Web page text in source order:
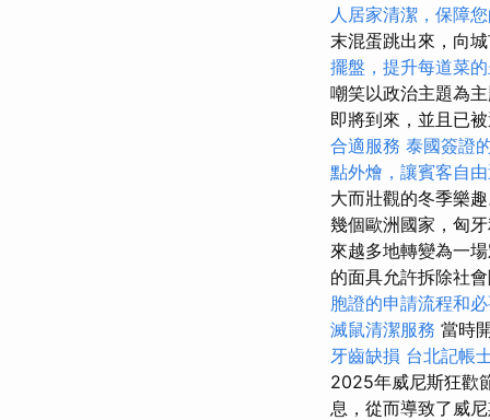
人居家清潔，保障
末混蛋跳出來，向
擺盤，提升每道菜
嘲笑以政治主題為
即將到來，並且已
合適服務 泰國簽證
點外燴，讓賓客自
大而壯觀的冬季樂趣
幾個歐洲國家，匈
來越多地轉變為一
的面具允許拆除社
胞證的申請流程和
滅鼠清潔服務 當時
牙齒缺損 台北記帳
2025年威尼斯狂歡
息，從而導致了威